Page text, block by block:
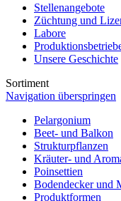
Stellenangebote
Züchtung und
Labore
Unsere Geschichte
Sortiment
Navigation überspringen
Pelargonium
Beet- und Balkon
Strukturpflanzen
Kräuter- und
Poinsettien
Bodendecker und
Produktformen